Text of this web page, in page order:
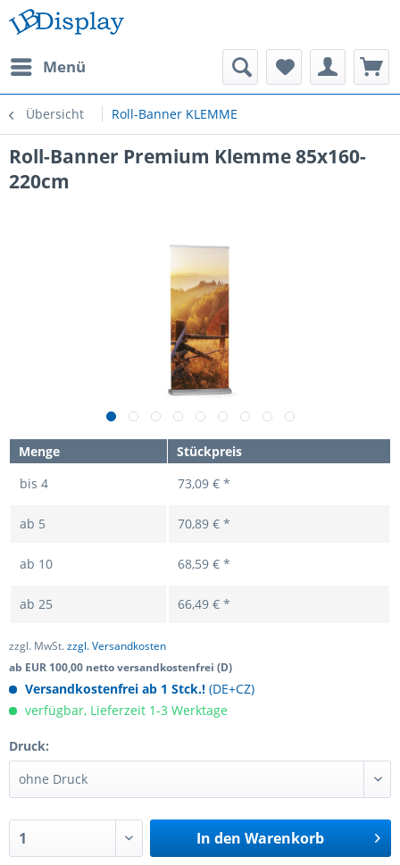
Menü
Übersicht Roll-Banner KLEMME
Roll-Banner Premium Klemme 85x160-
220cm
Menge
Stückpreis
bis 4 73,09 € *
ab 5 70,89 € *
ab 10 68,59 € *
ab 25 66,49 € *
zzgl. MwSt.zzgl. Versandkosten
ab EUR 100,00 netto versandkostenfrei (D)
Versandkostenfrei ab 1 Stck.! (DE+CZ)
verfügbar, Lieferzeit 1-3 Werktage
Druck:
In den Warenkorb